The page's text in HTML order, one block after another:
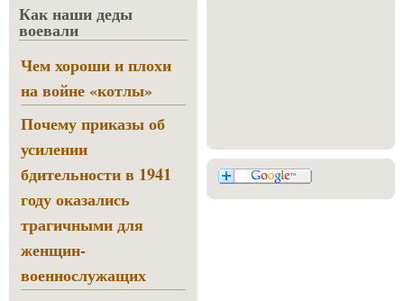
Как наши деды
воевали
Чем хороши и плохи
на войне «котлы»
Почему приказы об
усилении
бдительности в 1941
году оказались
трагичными для
женщин-
военнослужащих